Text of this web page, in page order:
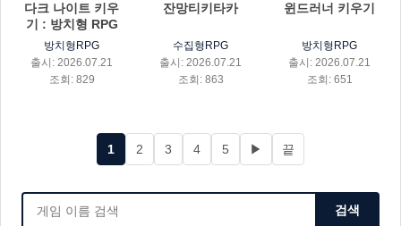
다크 나이트 키우
기 : 방치형 RPG
방치형RPG
출시: 2026.07.21
조회: 829
잔망티키타카
수집형RPG
출시: 2026.07.21
조회: 863
윈드러너 키우기
방치형RPG
출시: 2026.07.21
조회: 651
1 2 3 4 5 ▶ 끝
검색